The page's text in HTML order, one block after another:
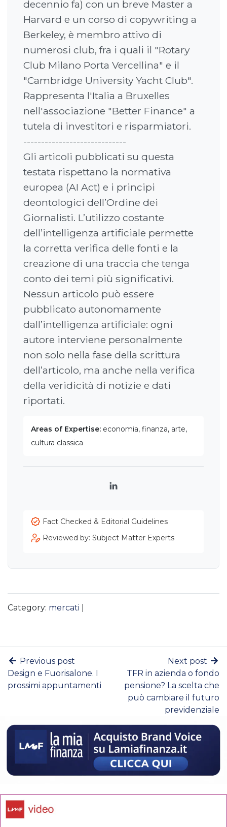
decennio fa) con un breve Master a
Harvard e un corso di copywriting a
Berkeley, è membro attivo di
numerosi club, fra i quali il "Rotary
Club Milano Porta Vercellina" e il
"Cambridge University Yacht Club".
Rappresenta l'Italia a Bruxelles
nell'associazione "Better Finance" a
tutela di investitori e risparmiatori.
-----------------------------
Gli articoli pubblicati su questa
testata rispettano la normativa
europea (AI Act) e i principi
deontologici dell’Ordine dei
Giornalisti. L’utilizzo costante
dell’intelligenza artificiale permette
la corretta verifica delle fonti e la
creazione di una traccia che tenga
conto dei temi più significativi.
Nessun articolo può essere
pubblicato autonomamente
dall’intelligenza artificiale: ogni
autore interviene personalmente
non solo nella fase della scrittura
dell’articolo, ma anche nella verifica
della veridicità di notizie e dati
riportati.
Areas of Expertise: economia, finanza, arte,
cultura classica
LinkedIn
Fact Checked & Editorial Guidelines
Reviewed by: Subject Matter Experts
Category: mercati
Previous post
Design e Fuorisalone. I
prossimi appuntamenti
Next post
TFR in azienda o fondo
pensione? La scelta che
può cambiare il futuro
previdenziale